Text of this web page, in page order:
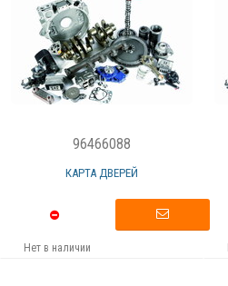
96466088
КАРТА ДВЕРЕЙ
Нет в наличии